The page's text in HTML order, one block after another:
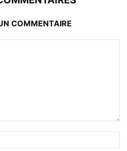
COMMENTAIRE